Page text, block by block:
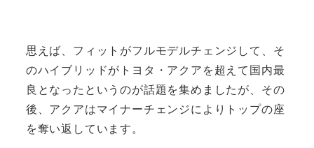
思えば、フィットがフルモデルチェンジして、そ
のハイブリッドがトヨタ・アクアを超えて国内最
良となったというのが話題を集めましたが、その
後、アクアはマイナーチェンジによりトップの座
を奪い返しています。